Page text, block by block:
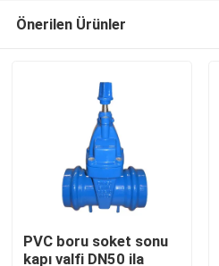
Önerilen Ürünler
PVC boru soket sonu
kapı valfi DN50 ila